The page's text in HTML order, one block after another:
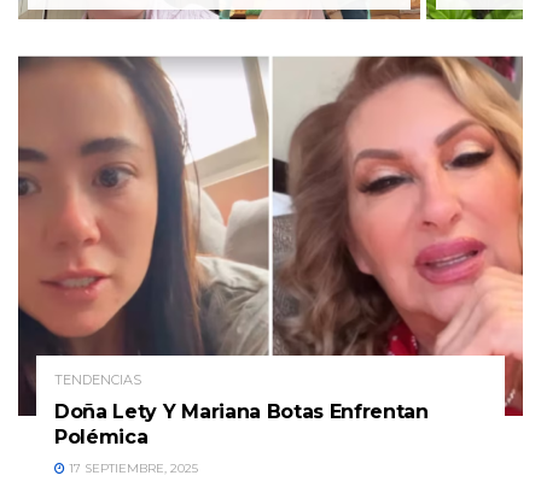
TENDENCIAS
Doña Lety Y Mariana Botas Enfrentan
Polémica
17 SEPTIEMBRE, 2025